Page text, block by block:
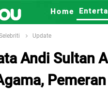
Home
Update
Andi Sultan